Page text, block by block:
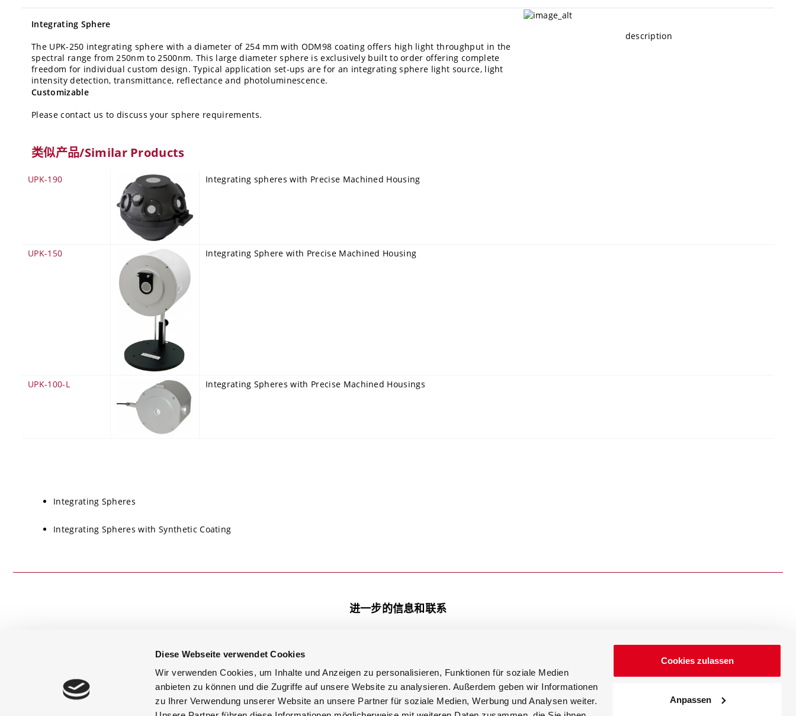
Diese Webseite verwendet Cookies
Wir verwenden Cookies, um Inhalte und Anzeigen zu personalisieren, Funktionen für soziale Medien
anbieten zu können und die Zugriffe auf unsere Website zu analysieren. Außerdem geben wir Informationen
zu Ihrer Verwendung unserer Website an unsere Partner für soziale Medien, Werbung und Analysen weiter.
Cookies zulassen
Anpassen
Integrating Sphere
The UPK-250 integrating sphere with a diameter of 254 mm with ODM98 coating offers high light throughput in the
spectral range from 250nm to 2500nm. This large diameter sphere is exclusively built to order offering complete
freedom for individual custom design. Typical application set-ups are for an integrating sphere light source, light
intensity detection, transmittance, reflectance and photoluminescence.
Customizable
Please contact us to discuss your sphere requirements.
description
类似产品/Similar Products
UPK-190 Integrating spheres with Precise Machined Housing
UPK-150 Integrating Sphere with Precise Machined Housing
UPK-100-L Integrating Spheres with Precise Machined Housings
Integrating Spheres
Integrating Spheres with Synthetic Coating
进一步的信息和联系
+49 (0) 8193 93700-0
info@gigahertz-optik.de
訂閱新聞簡報
Youtube
LinkedIn
Google
新闻